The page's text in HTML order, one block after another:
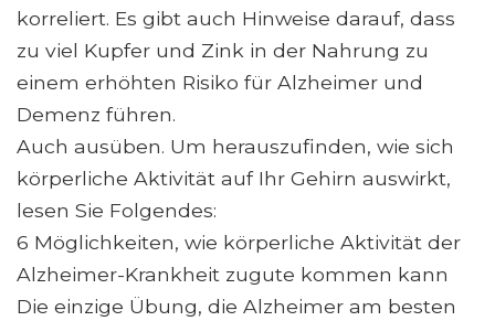
korreliert. Es gibt auch Hinweise darauf, dass
zu viel Kupfer und Zink in der Nahrung zu
einem erhöhten Risiko für Alzheimer und
Demenz führen.
Auch ausüben. Um herauszufinden, wie sich
körperliche Aktivität auf Ihr Gehirn auswirkt,
lesen Sie Folgendes:
6 Möglichkeiten, wie körperliche Aktivität der
Alzheimer-Krankheit zugute kommen kann
Die einzige Übung, die Alzheimer am besten